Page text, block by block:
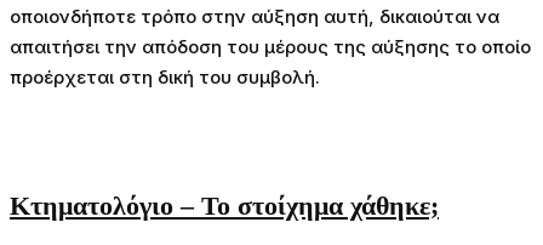
οποιονδήποτε τρόπο στην αύξηση αυτή, δικαιούται να
απαιτήσει την απόδοση του μέρους της αύξησης το οποίο
προέρχεται στη δική του συμβολή.
Κτηματολόγιο – Το στοίχημα χάθηκε;